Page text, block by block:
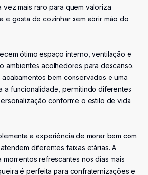
vez mais raro para quem valoriza
e gosta de cozinhar sem abrir mão do
ótimo espaço interno, ventilação e
ambientes acolhedores para descanso.
bem conservados e uma
a funcionalidade, permitindo diferentes
conforme o estilo de vida
a experiência de morar bem com
diferentes faixas etárias. A
refrescantes nos dias mais
é perfeita para confraternizações e